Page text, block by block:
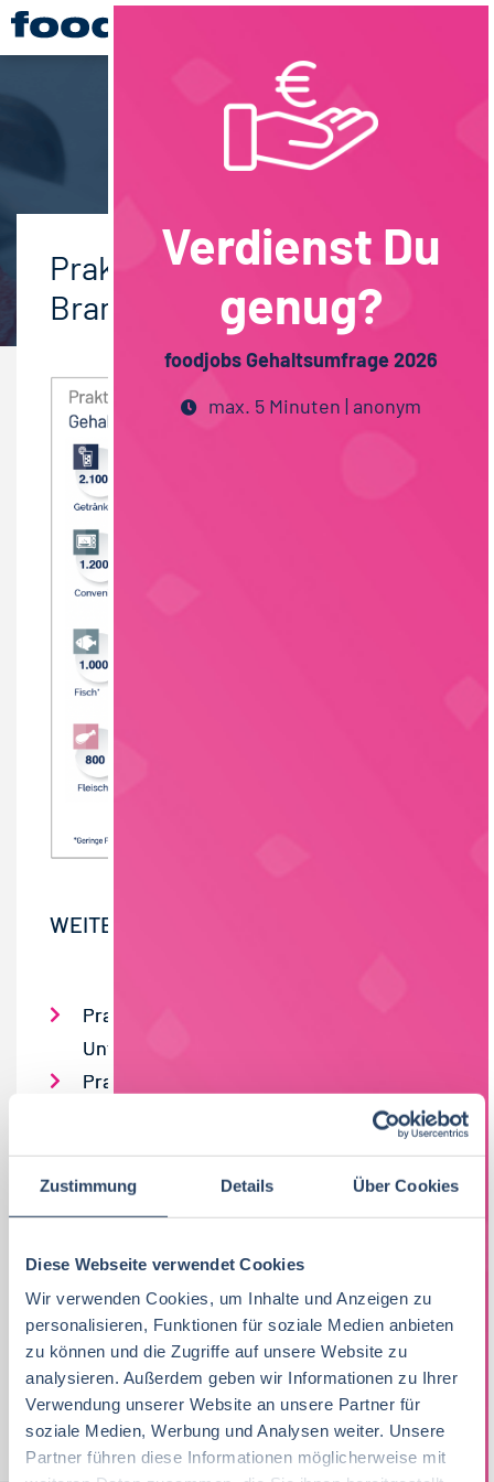
Zustimmung Details Über Cookies
Diese Webseite verwendet Cookies
Wir verwenden Cookies, um Inhalte und Anzeigen zu
personalisieren, Funktionen für soziale Medien anbieten
zu können und die Zugriffe auf unsere Website zu
analysieren. Außerdem geben wir Informationen zu Ihrer
Verwendung unserer Website an unsere Partner für
soziale Medien, Werbung und Analysen weiter. Unsere
Partner führen diese Informationen möglicherweise mit
Praktikumsgehalt nach
Branchen
WEITERE INFORMATIONEN
Praktikumsgehalt nach
Unternehmensgröße
Praktikumsgehalt nach
Lebensmittelbranche
MACH MIT!
Wir freuen uns, wenn auch Du bei der Online-
Umfrage mitmachst:
https://de.surveymonkey.com/r/foodjobs-
Praktikantenumfrage .
Verdienst Du
genug?
foodjobs Gehaltsumfrage 2026
max. 5 Minuten | anonym